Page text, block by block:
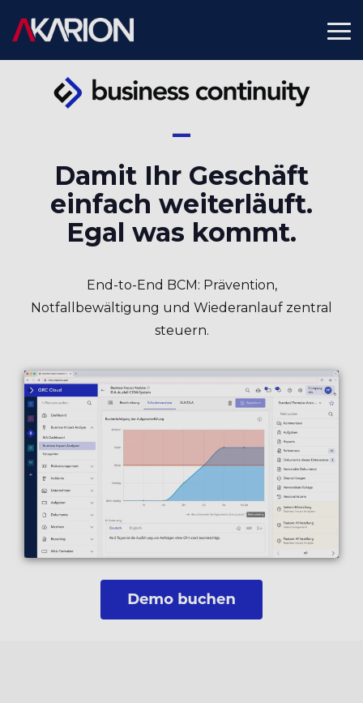
the
main
Damit Ihr Geschäft
einfach weiterläuft.
Egal was kommt.
End-to-End BCM: Prävention,
Notfallbewältigung und Wiederanlauf zentral
steuern.